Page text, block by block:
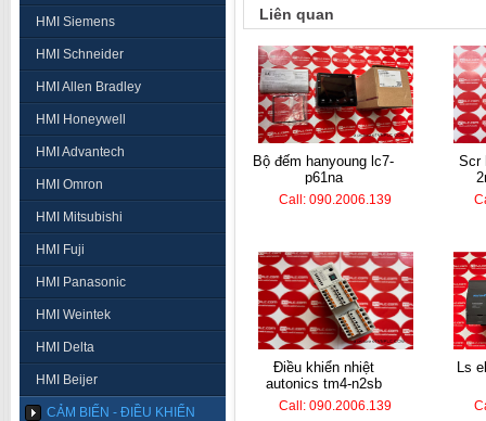
HMI Siemens
HMI Schneider
HMI Allen Bradley
HMI Honeywell
HMI Advantech
HMI Omron
HMI Mitsubishi
HMI Fuji
HMI Panasonic
HMI Weintek
HMI Delta
HMI Beijer
CẢM BIẾN - ĐIỀU KHIỂN
Liên quan
bộ đếm hanyoung lc7-
p61na
Call: 090.2006.139
scr hanyoung tpr2-
điều khiển nhiệt
autonics tm4-n2sb
Call: 090.2006.139
ls electric plc k7m-